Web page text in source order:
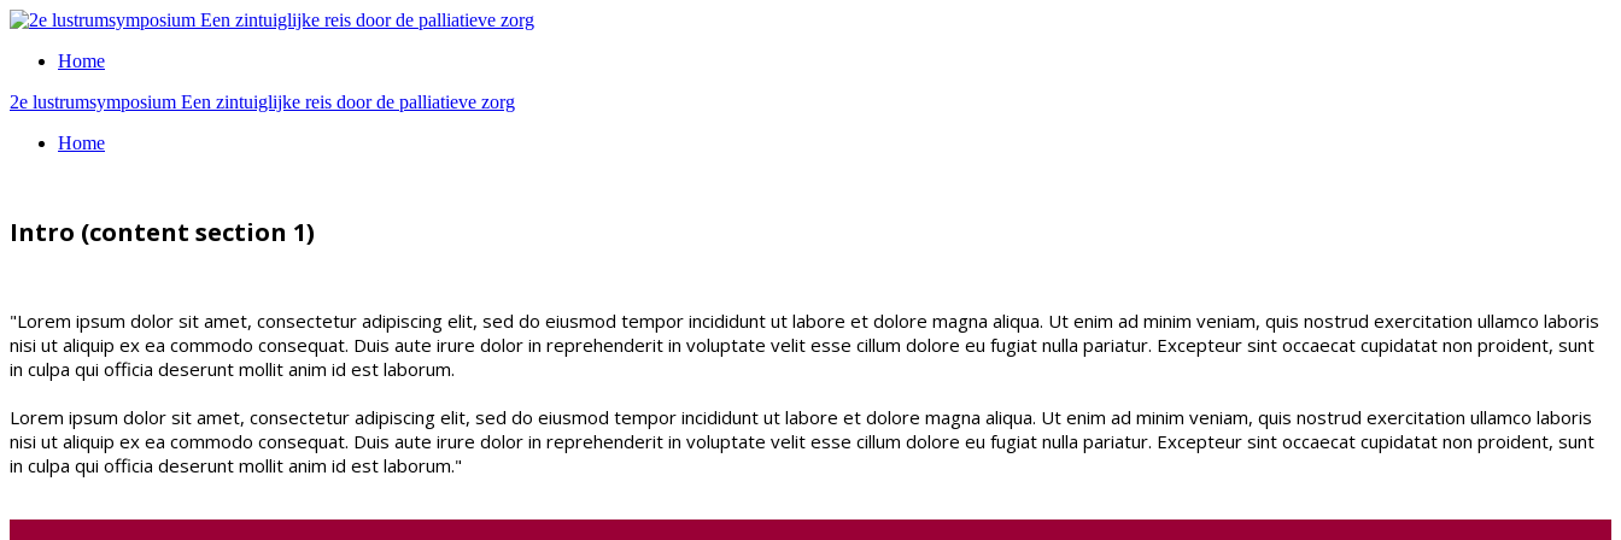
Home
2e lustrumsymposium Een zintuiglijke reis door de palliatieve zorg
Home
Intro (content section 1)
"Lorem ipsum dolor sit amet, consectetur adipiscing elit, sed do eiusmod tempor incididunt ut labore et dolore magna aliqua. Ut enim ad minim veniam, quis nostrud exercitation ullamco laboris
nisi ut aliquip ex ea commodo consequat. Duis aute irure dolor in reprehenderit in voluptate velit esse cillum dolore eu fugiat nulla pariatur. Excepteur sint occaecat cupidatat non proident, sunt
in culpa qui officia deserunt mollit anim id est laborum.
Lorem ipsum dolor sit amet, consectetur adipiscing elit, sed do eiusmod tempor incididunt ut labore et dolore magna aliqua. Ut enim ad minim veniam, quis nostrud exercitation ullamco laboris
nisi ut aliquip ex ea commodo consequat. Duis aute irure dolor in reprehenderit in voluptate velit esse cillum dolore eu fugiat nulla pariatur. Excepteur sint occaecat cupidatat non proident, sunt
in culpa qui officia deserunt mollit anim id est laborum."